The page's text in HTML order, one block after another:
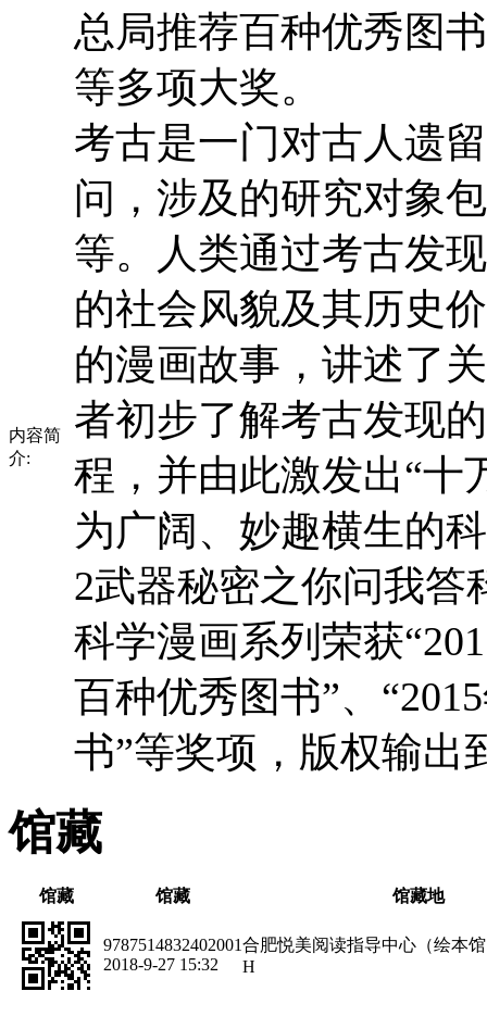
总局推荐百种优秀图
等多项大奖。
内容简
介:
考古是一门对古人遗
问，涉及的研究对象
等。人类通过考古发
的社会风貌及其历史
的漫画故事，讲述了
者初步了解考古发现
程，并由此激发出“十
为广阔、妙趣横生的
2武器秘密之你问我答
科学漫画系列荣获
百种优秀图书”、
书”等奖项，版权输出
馆藏
馆藏 馆藏 馆藏地
9787514832402001
2018-9-27 15:32
合肥悦美阅读指导中心（绘本
H